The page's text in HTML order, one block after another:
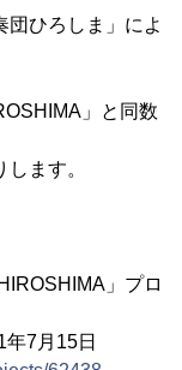
ろしま」によ
」と同数
ます。
」プロ
月15日